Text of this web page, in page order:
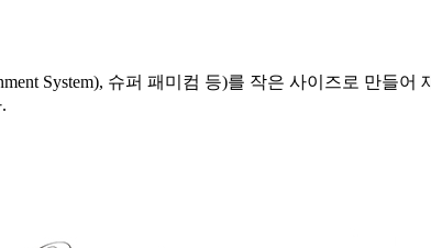
System), 슈퍼 패미컴 등)를 작은 사이즈로 만들